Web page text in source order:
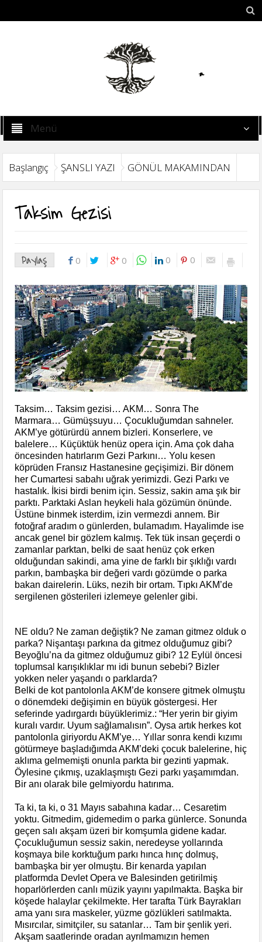
Menü
Başlangıç ŞANSLI YAZI GÖNÜL MAKAMINDAN
Taksim Gezisi
Paylaş 0 0 0 0
Taksim… Taksim gezisi… AKM… Sonra The
Marmara… Gümüşsuyu… Çocukluğumdan sahneler.
AKM’ye götürürdü annem bizleri. Konserlere, ve
balelere… Küçüktük henüz opera için. Ama çok daha
öncesinden hatırlarım Gezi Parkını… Yolu kesen
köprüden Fransız Hastanesine geçişimizi. Bir dönem
her Cumartesi sabahı uğrak yerimizdi. Gezi Parkı ve
hastalık. İkisi birdi benim için. Sessiz, sakin ama şık bir
parktı. Parktaki Aslan heykeli hala gözümün önünde.
Üstüne binmek isterdim, izin vermezdi annem. Bir
fotoğraf aradım o günlerden, bulamadım. Hayalimde ise
ancak genel bir gözlem kalmış. Tek tük insan geçerdi o
zamanlar parktan, belki de saat henüz çok erken
olduğundan sakindi, ama yine de farklı bir şıklığı vardı
parkın, bambaşka bir değeri vardı gözümde o parka
bakan dairelerin. Lüks, nezih bir ortam. Tıpkı AKM’de
sergilenen gösterileri izlemeye gelenler gibi.
NE oldu? Ne zaman değiştik? Ne zaman gitmez olduk o
parka? Nişantaşı parkına da gitmez olduğumuz gibi?
Beyoğlu’na da gitmez olduğumuz gibi? 12 Eylül öncesi
toplumsal karışıklıklar mı idi bunun sebebi? Bizler
yokken neler yaşandı o parklarda?
Belki de kot pantolonla AKM’de konsere gitmek olmuştu
o dönemdeki değişimin en büyük göstergesi. Her
seferinde yadırgardı büyüklerimiz.: “Her yerin bir giyim
kuralı vardır. Uyum sağlamalısın”. Oysa artık herkes kot
pantolonla giriyordu AKM’ye… Yıllar sonra kendi kızımı
götürmeye başladığımda AKM’deki çocuk balelerine, hiç
aklıma gelmemişti onunla parkta bir gezinti yapmak.
Öylesine çıkmış, uzaklaşmıştı Gezi parkı yaşamımdan.
Bir anı olarak bile gelmiyordu hatırıma.
Ta ki, ta ki, o 31 Mayıs sabahına kadar… Cesaretim
yoktu. Gitmedim, gidemedim o parka günlerce. Sonunda
geçen salı akşam üzeri bir komşumla gidene kadar.
Çocukluğumun sessiz sakin, neredeyse yollarında
koşmaya bile korktuğum parkı hınca hınç dolmuş,
bambaşka bir yer olmuştu. Bir kenarda yapılan
platformda Devlet Opera ve Balesinden getirilmiş
hoparlörlerden canlı müzik yayını yapılmakta. Başka bir
köşede halaylar çekilmekte. Her tarafta Türk Bayrakları
ama yanı sıra maskeler, yüzme gözlükleri satılmakta.
Mısırcılar, simitçiler, su satanlar… Tam bir şenlik yeri.
Akşam saatlerinde oradan ayrılmamızın hemen